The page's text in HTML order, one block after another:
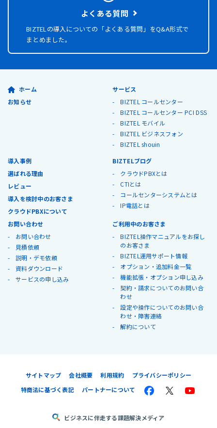
よくある質問
BIZTELの導入についての「よくある質問」をQ&A形式で
まとめました。
ホーム
お知らせ
サービス
BIZTEL コールセンター
BIZTEL コールセンター PCI DSS
BIZTEL モバイル
BIZTEL ビジネスフォン
BIZTEL shouin
導入事例
選ばれる理由
レビュー
導入を検討中のお客さま
クラウドPBXについて
BIZTELブログ
クラウドPBXとは
CTIとは
コールセンターシステムとは
IP電話とは
お問い合わせ
お問い合わせ
見積依頼
説明・デモ依頼
資料ダウンロード
サービスの申し込み
ご利用中のお客さま
BIZTEL操作マニュアルをお探し
のお客さま
BIZTEL運用サポート情報
オプション・追加料金一覧
機能拡張・オプション申し込み
契約・請求についてのお問い合
わせ
設定や操作についてのお問い合
わせ・障害連絡
解約について
サイトマップ 会社概要 利用規約
プライバシーポリシー
特商法に基づく表記
パートナーについて
ビジネスに伴走する課題解決メディア